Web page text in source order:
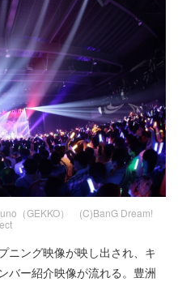
（GEKKO） (C)BanG Dream!
ニング映像が映し出され、キ
バー紹介映像が流れる。豊洲